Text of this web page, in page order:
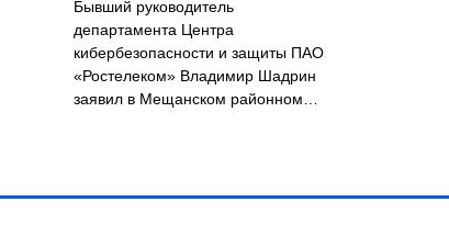
Бывший руководитель
департамента Центра
кибербезопасности и защиты ПАО
«Ростелеком» Владимир Шадрин
заявил в Мещанском районном…